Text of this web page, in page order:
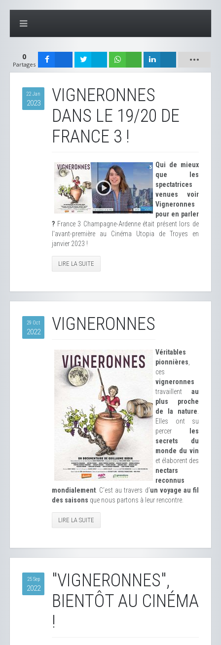
0
Partages
22 Jan
2023
VIGNERONNES
DANS LE 19/20 DE
FRANCE 3 !
Qui de mieux
que les
spectatrices
venues voir
Vigneronnes
pour en parler
? France 3 Champagne-Ardenne était présent lors de
l'avant-première au Cinéma Utopia de Troyes en
janvier 2023 !
LIRE LA SUITE
29 Oct
2022 VIGNERONNES
Véritables
pionnières
ces
vigneronnes
travaillent au
plus proche
de la nature
Elles ont su
percer
les
secrets du
monde du vin
et élaborent des
nectars
reconnus
mondialement . C’est au travers d’un voyage au fil
des saisons que nous partons à leur rencontre.
LIRE LA SUITE
25 Sep
2022
"VIGNERONNES",
BIENTÔT AU CINÉMA
!